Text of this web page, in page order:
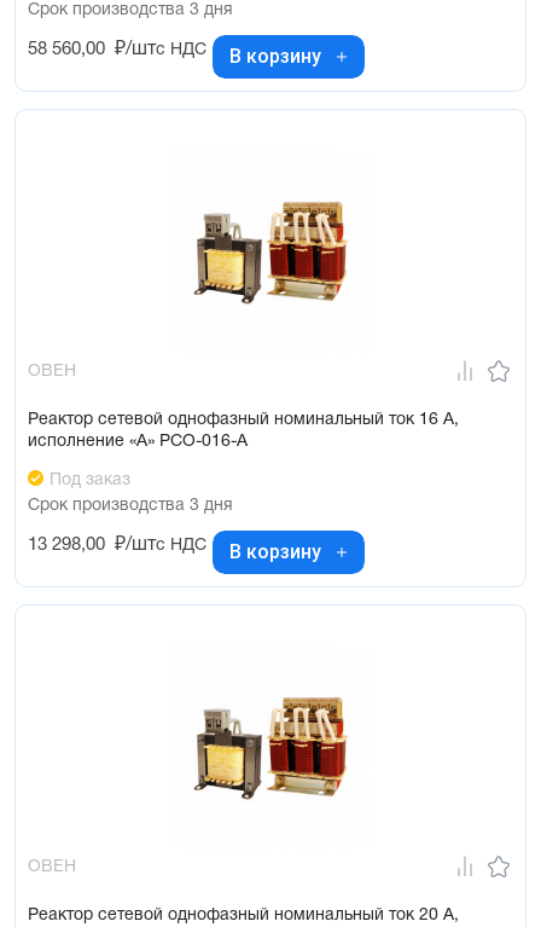
Срок производства 3 дня
58 560,00 ₽/штс НДС В корзину
ОВЕН
Реактор сетевой однофазный номинальный ток 16 А,
исполнение «А» РСО-016-А
Под заказ
Срок производства 3 дня
13 298,00 ₽/штс НДС В корзину
ОВЕН
Реактор сетевой однофазный номинальный ток 20 А,